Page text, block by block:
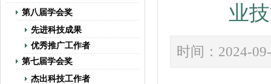
第八届学会奖
先进科技成果
优秀推广工作者
第七届学会奖
杰出科技工作者
业
时间：